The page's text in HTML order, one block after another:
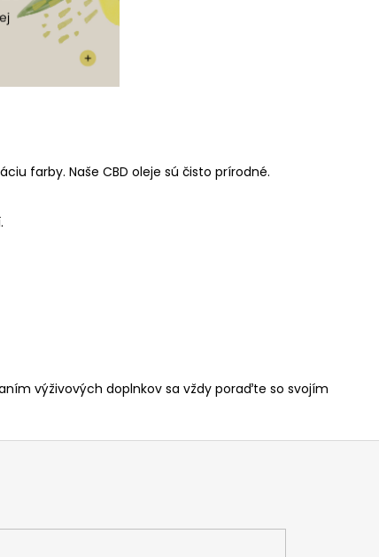
farby. Naše CBD oleje sú čisto prírodné.
výživových doplnkov sa vždy poraďte so svojím